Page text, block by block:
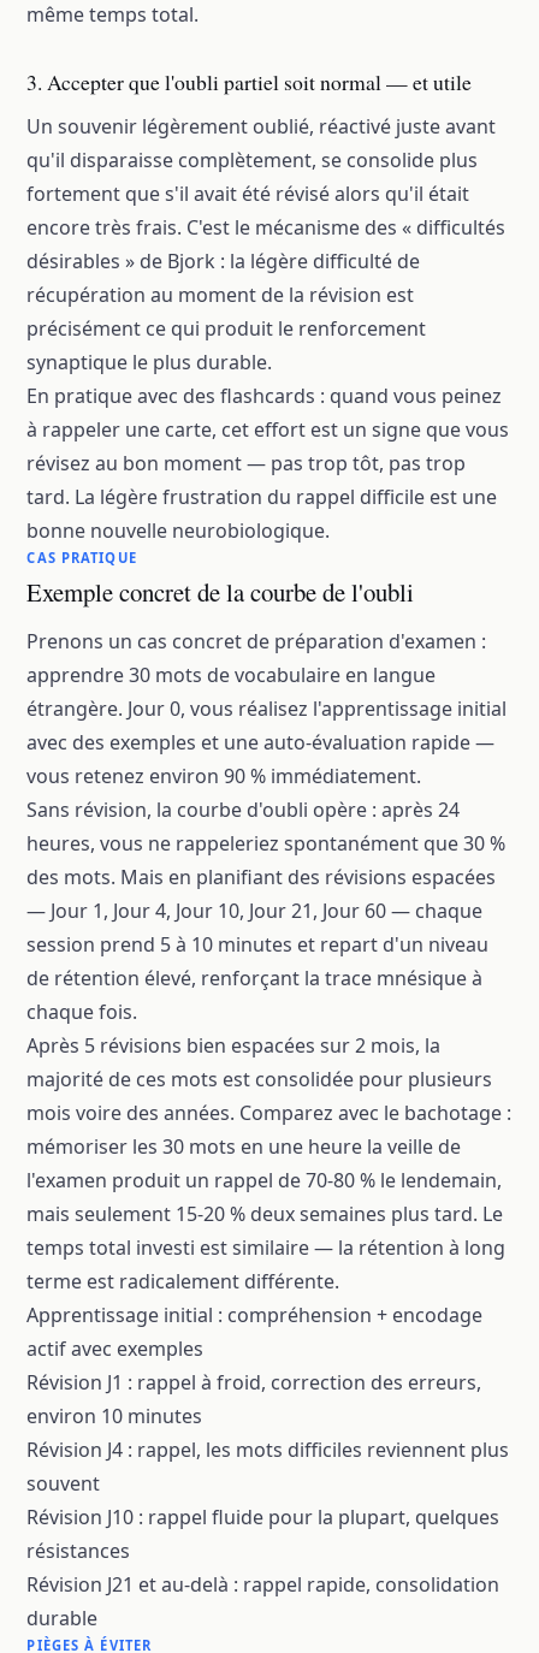
même temps total.
3. Accepter que l'oubli partiel soit normal — et utile
Un souvenir légèrement oublié, réactivé juste avant
qu'il disparaisse complètement, se consolide plus
fortement que s'il avait été révisé alors qu'il était
encore très frais. C'est le mécanisme des « difficultés
désirables » de Bjork : la légère difficulté de
récupération au moment de la révision est
précisément ce qui produit le renforcement
synaptique le plus durable.
En pratique avec des flashcards : quand vous peinez
à rappeler une carte, cet effort est un signe que vous
révisez au bon moment — pas trop tôt, pas trop
tard. La légère frustration du rappel difficile est une
bonne nouvelle neurobiologique.
CAS PRATIQUE
Exemple concret de la courbe de l'oubli
Prenons un cas concret de préparation d'examen :
apprendre 30 mots de vocabulaire en langue
étrangère. Jour 0, vous réalisez l'apprentissage initial
avec des exemples et une auto-évaluation rapide —
vous retenez environ 90 % immédiatement.
Sans révision, la courbe d'oubli opère : après 24
heures, vous ne rappeleriez spontanément que 30 %
des mots. Mais en planifiant des révisions espacées
— Jour 1, Jour 4, Jour 10, Jour 21, Jour 60 — chaque
session prend 5 à 10 minutes et repart d'un niveau
de rétention élevé, renforçant la trace mnésique à
chaque fois.
Après 5 révisions bien espacées sur 2 mois, la
majorité de ces mots est consolidée pour plusieurs
mois voire des années. Comparez avec le bachotage :
mémoriser les 30 mots en une heure la veille de
l'examen produit un rappel de 70-80 % le lendemain,
mais seulement 15-20 % deux semaines plus tard. Le
temps total investi est similaire — la rétention à long
terme est radicalement différente.
Apprentissage initial : compréhension + encodage
actif avec exemples
Révision J1 : rappel à froid, correction des erreurs,
environ 10 minutes
Révision J4 : rappel, les mots difficiles reviennent plus
souvent
Révision J10 : rappel fluide pour la plupart, quelques
résistances
Révision J21 et au-delà : rappel rapide, consolidation
durable
PIÈGES À ÉVITER